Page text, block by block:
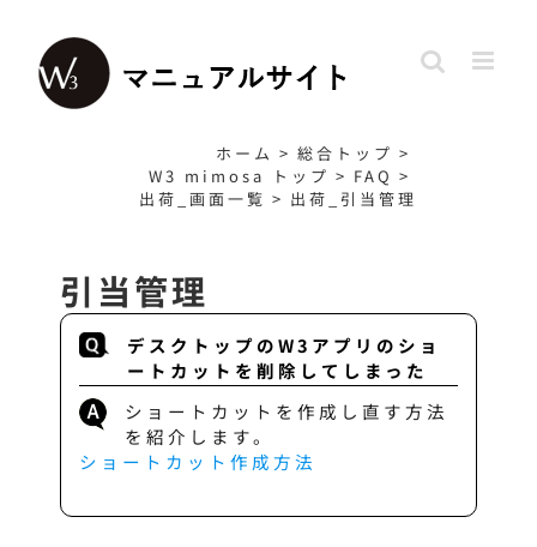
content
ホーム > 総合トップ >
W3 mimosa トップ > FAQ >
出荷_画面一覧 > 出荷_引当管理
引当管理
デスクトップのW3アプリのショ
ートカットを削除してしまった
ショートカットを作成し直す方法
を紹介します。
ショートカット作成方法